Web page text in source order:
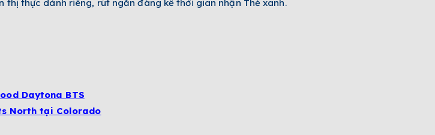
thị thực dành riêng, rút ngắn đáng kể thời gian nhận Thẻ xanh.
Daytona BTS
North tại Colorado